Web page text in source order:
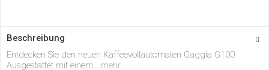
Beschreibung
Entdecken Sie den neuen Kaffeevollautomaten Gaggia G100
Ausgestattet mit einem... mehr